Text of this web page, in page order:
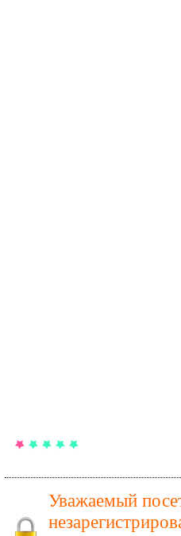
Уважаемый